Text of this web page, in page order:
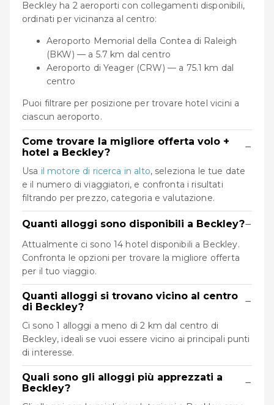
Beckley ha 2 aeroporti con collegamenti disponibili,
ordinati per vicinanza al centro:
Aeroporto Memorial della Contea di Raleigh
(BKW) — a 5.7 km dal centro
Aeroporto di Yeager (CRW) — a 75.1 km dal
centro
Puoi filtrare per posizione per trovare hotel vicini a
ciascun aeroporto.
Come trovare la migliore offerta volo +
hotel a Beckley?
−
Usa il motore di ricerca in alto, seleziona le tue date
e il numero di viaggiatori, e confronta i risultati
filtrando per prezzo, categoria e valutazione.
Quanti alloggi sono disponibili a Beckley?−
Attualmente ci sono 14 hotel disponibili a Beckley.
Confronta le opzioni per trovare la migliore offerta
per il tuo viaggio.
Quanti alloggi si trovano vicino al centro
di Beckley?
−
Ci sono 1 alloggi a meno di 2 km dal centro di
Beckley, ideali se vuoi essere vicino ai principali punti
di interesse.
Quali sono gli alloggi più apprezzati a
Beckley?
−